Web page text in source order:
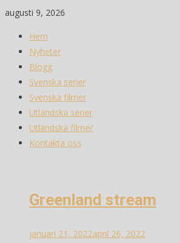
Skip
content
augusti 9, 2026
Hem
Nyheter
Blogg
Svenska serier
Svenska filmer
Utländska serier
Utländska filmer
Kontakta oss
Greenland stream
januari 21, 2022april 26, 2022